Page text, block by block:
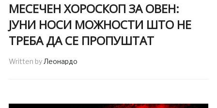
МЕСЕЧЕН ХОРОСКОП ЗА ОВЕН:
ЈУНИ НОСИ МОЖНОСТИ ШТО НЕ
ТРЕБА ДА СЕ ПРОПУШТАТ
Written byЛеонардо